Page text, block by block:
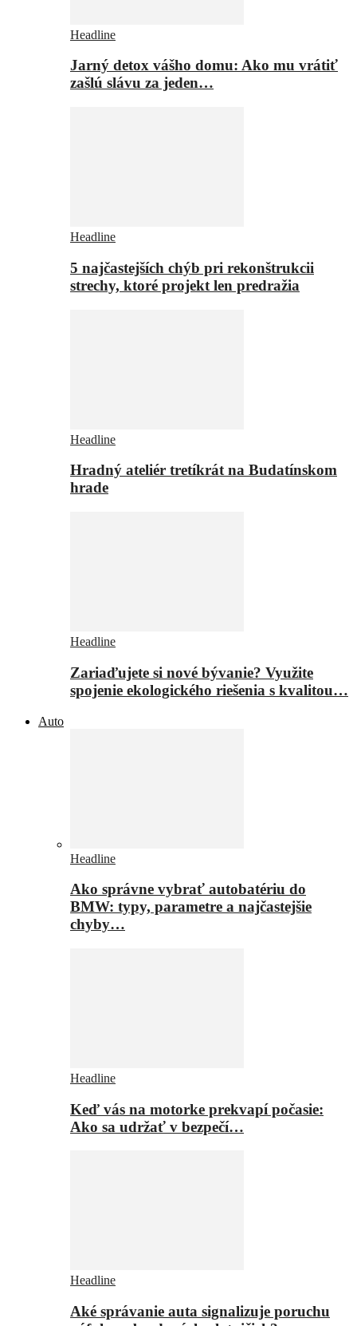
Headline
Jarný detox vášho domu: Ako mu vrátiť
zašlú slávu za jeden…
Headline
5 najčastejších chýb pri rekonštrukcii
strechy, ktoré projekt len predražia
Headline
Hradný ateliér tretíkrát na Budatínskom
hrade
Headline
Zariaďujete si nové bývanie? Využite
spojenie ekologického riešenia s kvalitou…
Auto
Headline
Ako správne vybrať autobatériu do
BMW: typy, parametre a najčastejšie
chyby…
Headline
Keď vás na motorke prekvapí počasie:
Ako sa udržať v bezpečí…
Headline
Aké správanie auta signalizuje poruchu